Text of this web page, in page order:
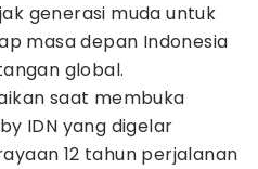
generasi muda untuk
masa depan Indonesia
global.
saat membuka
by IDN yang digelar
12 tahun perjalanan